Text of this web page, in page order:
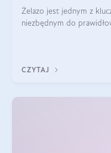
Żelazo jest jednym z
niezbędnym do
CZYTAJ